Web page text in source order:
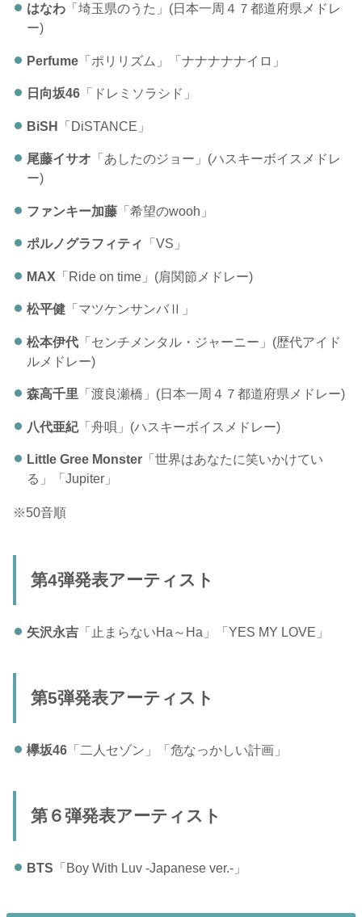
はなわ「埼玉県のうた」(日本一周４７都道府県メドレ
ー)
Perfume「ポリリズム」「ナナナナナイロ」
日向坂46「ドレミソラシド」
BiSH 「DiSTANCE」
尾藤イサオ 「あしたのジョー」(ハスキーボイスメドレ
ー)
ファンキー加藤「希望のwooh」
ポルノグラフィティ 「VS」
MAX 「Ride on time」(肩関節メドレー)
松平健「マツケンサンバⅡ」
松本伊代「センチメンタル・ジャーニー」(歴代アイド
ルメドレー)
森高千里 「渡良瀬橋」(日本一周４７都道府県メドレー)
八代亜紀「舟唄」(ハスキーボイスメドレー)
Little Gree Monster「世界はあなたに笑いかけてい
る」「Jupiter」
※50音順
第4弾発表アーティスト
矢沢永吉「止まらないHa～Ha」「YES MY LOVE」
第5弾発表アーティスト
欅坂46「二人セゾン」「危なっかしい計画」
第６弾発表アーティスト
BTS 「Boy With Luv -Japanese ver.-」